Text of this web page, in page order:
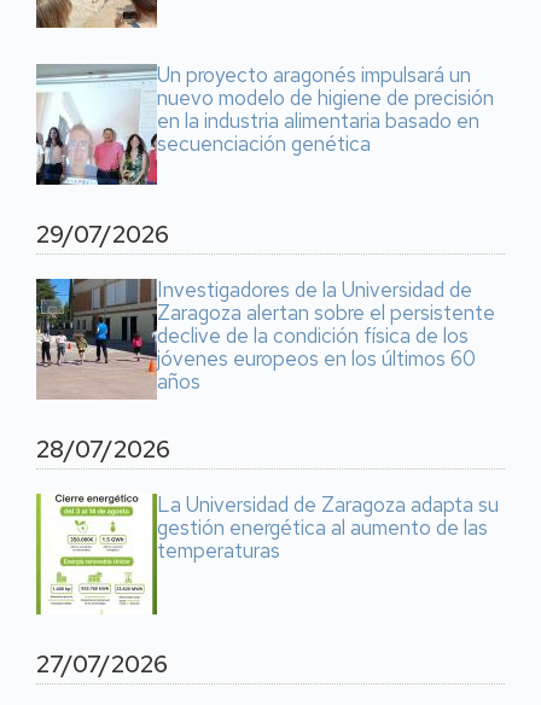
Un proyecto aragonés impulsará un
nuevo modelo de higiene de precisión
en la industria alimentaria basado en
secuenciación genética
29/07/2026
Investigadores de la Universidad de
Zaragoza alertan sobre el persistente
declive de la condición física de los
jóvenes europeos en los últimos 60
años
28/07/2026
La Universidad de Zaragoza adapta su
gestión energética al aumento de las
temperaturas
27/07/2026